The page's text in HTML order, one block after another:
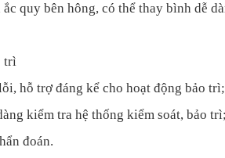
quy bên hông, có thể thay bình dễ
trì
hỗ trợ đáng kể cho hoạt động bảo trì;
kiểm tra hệ thống kiểm soát, bảo
đoán.